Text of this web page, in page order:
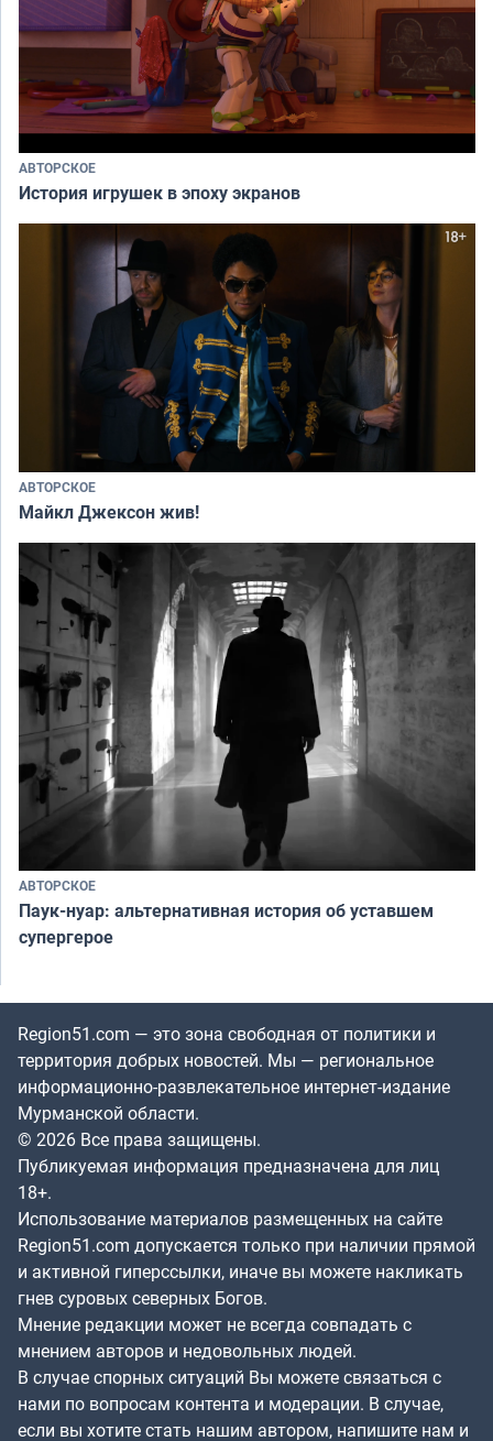
АВТОРСКОЕ
История игрушек в эпоху экранов
АВТОРСКОЕ
Майкл Джексон жив!
АВТОРСКОЕ
Паук-нуар: альтернативная история об уставшем
супергерое
Region51.com — это зона свободная от политики и
территория добрых новостей. Мы — региональное
информационно-развлекательное интернет-издание
Мурманской области.
© 2026 Все права защищены.
Публикуемая информация предназначена для лиц
18+.
Использование материалов размещенных на сайте
Region51.com допускается только при наличии прямой
и активной гиперссылки, иначе вы можете накликать
гнев суровых северных Богов.
Мнение редакции может не всегда совпадать с
мнением авторов и недовольных людей.
В случае спорных ситуаций Вы можете связаться с
нами по вопросам контента и модерации. В случае,
если вы хотите стать нашим автором, напишите нам и